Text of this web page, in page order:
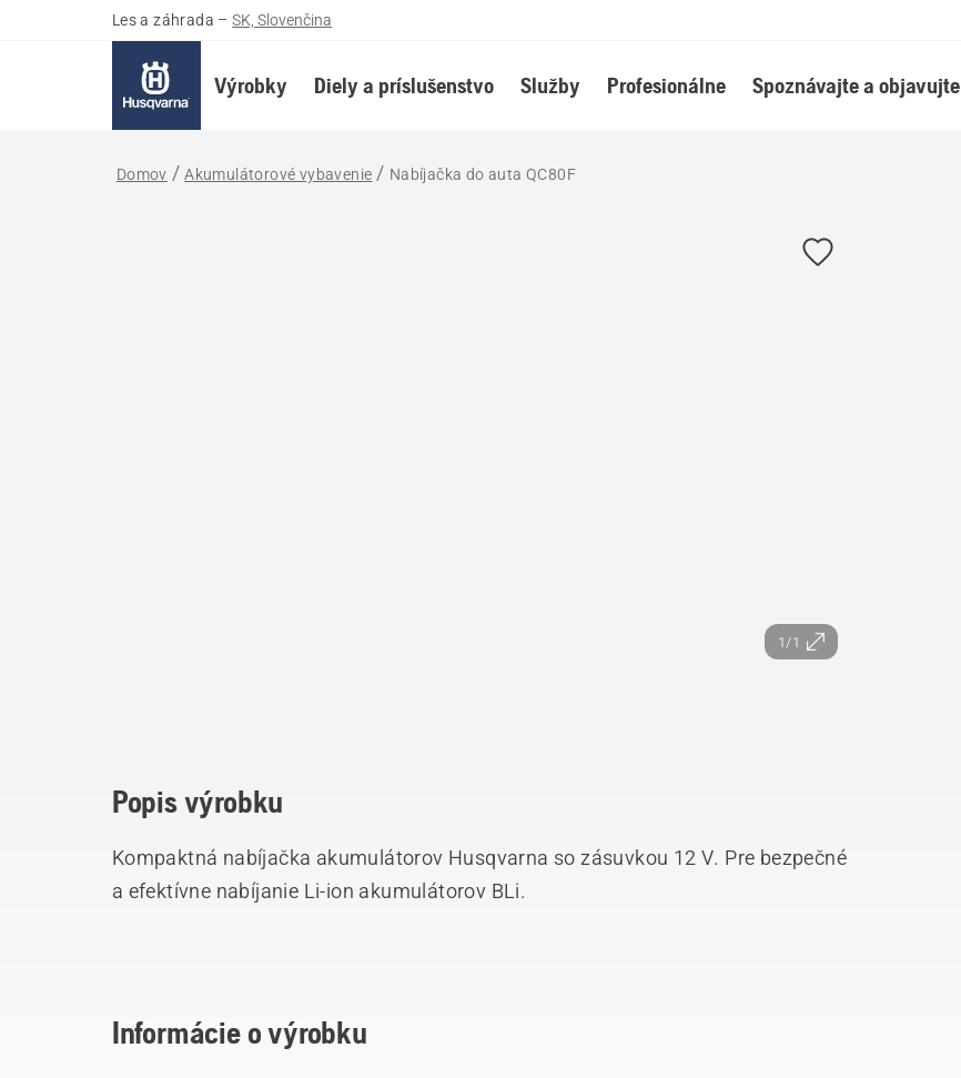
Les a záhrada – SK, Slovenčina
Výrobky Diely a príslušenstvo Služby Profesionálne Spoznávajte a objavujte
Domov Akumulátorové vybavenie Nabíjačka do auta QC80F
1/1
Popis výrobku
Kompaktná nabíjačka akumulátorov Husqvarna so zásuvkou 12 V. Pre bezpečné
a efektívne nabíjanie Li-ion akumulátorov BLi.
Informácie o výrobku